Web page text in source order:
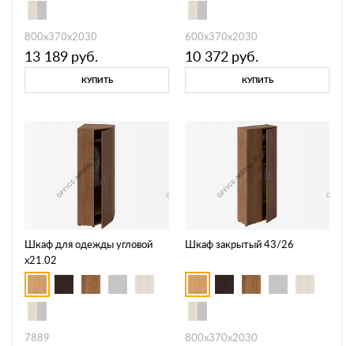
800х370х2030
13 189 руб.
КУПИТЬ
600х370х2030
10 372 руб.
КУПИТЬ
Шкаф для одежды угловой
х21.02
7889
Шкаф закрытый 43/26
800х370х2030